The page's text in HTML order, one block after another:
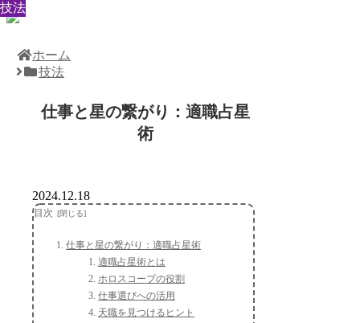
ホーム
技法
仕事と星の繋がり：適職占星
術
技法
2024.12.18
目次
仕事と星の繋がり：適職占星術
適職占星術とは
ホロスコープの役割
仕事選びへの活用
天職を見つけるヒント
技法
技法
技法
技法
技法
技法
技法
技法